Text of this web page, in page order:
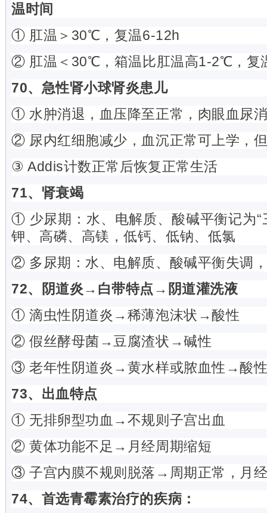
温时间
① 肛温＞30℃，复温6-12h
② 肛温＜30℃，箱温比肛温高1-2℃，复
70、急性肾小球肾炎患儿
① 水肿消退，血压降至正常，肉眼血尿
② 尿内红细胞减少，血沉正常可上学，
③ Addis计数正常后恢复正常生活
71、肾衰竭
① 少尿期：水、电解质、酸碱平衡记为“
钾、高磷、高镁，低钙、低钠、低氯
② 多尿期：水、电解质、酸碱平衡失调
72、阴道炎→白带特点→阴道灌洗液
① 滴虫性阴道炎→稀薄泡沫状→酸性
② 假丝酵母菌→豆腐渣状→碱性
③ 老年性阴道炎→黄水样或脓血性→酸
73、出血特点
① 无排卵型功血→不规则子宫出血
② 黄体功能不足→月经周期缩短
③ 子宫内膜不规则脱落→周期正常，月
74、首选青霉素治疗的疾病：